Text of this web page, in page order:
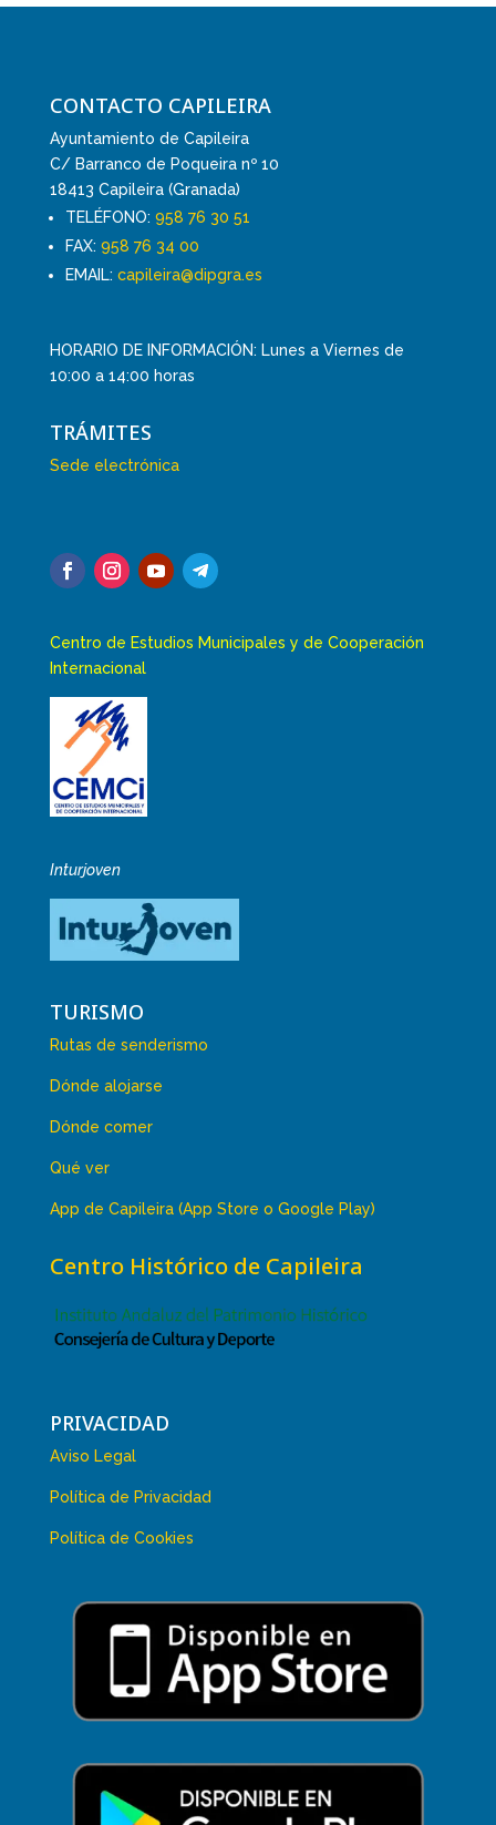
CONTACTO CAPILEIRA
Ayuntamiento de Capileira
C/ Barranco de Poqueira nº 10
18413 Capileira (Granada)
TELÉFONO: 958 76 30 51
FAX: 958 76 34 00
EMAIL: capileira@dipgra.es
HORARIO DE INFORMACIÓN: Lunes a Viernes de
10:00 a 14:00 horas
TRÁMITES
Sede electrónica
Centro de Estudios Municipales y de Cooperación
Internacional
Inturjoven
TURISMO
Rutas de senderismo
Dónde alojarse
Dónde comer
Qué ver
App de Capileira (App Store o Google Play)
Centro Histórico de Capileira
PRIVACIDAD
Aviso Legal
Política de Privacidad
Política de Cookies